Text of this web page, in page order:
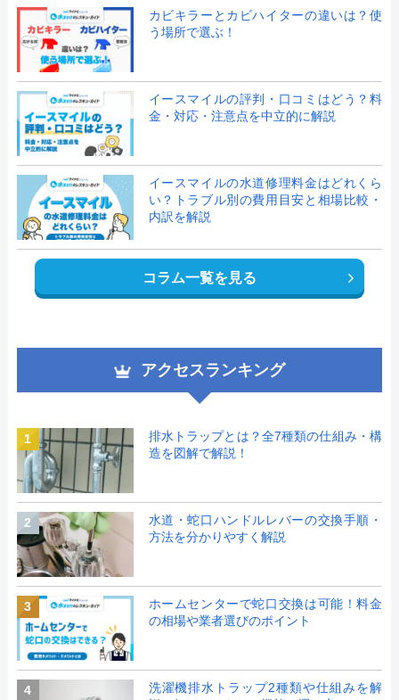
カビキラーとカビハイターの違いは？使
う場所で選ぶ！
イースマイルの評判・口コミはどう？料
金・対応・注意点を中立的に解説
イースマイルの水道修理料金はどれくら
い？トラブル別の費用目安と相場比較・
内訳を解説
コラム一覧を見る
アクセスランキング
1
排水トラップとは？全7種類の仕組み・構
造を図解で解説！
2
水道・蛇口ハンドルレバーの交換手順・
方法を分かりやすく解説
3
ホームセンターで蛇口交換は可能！料金
の相場や業者選びのポイント
4
洗濯機排水トラップ2種類や仕組みを解